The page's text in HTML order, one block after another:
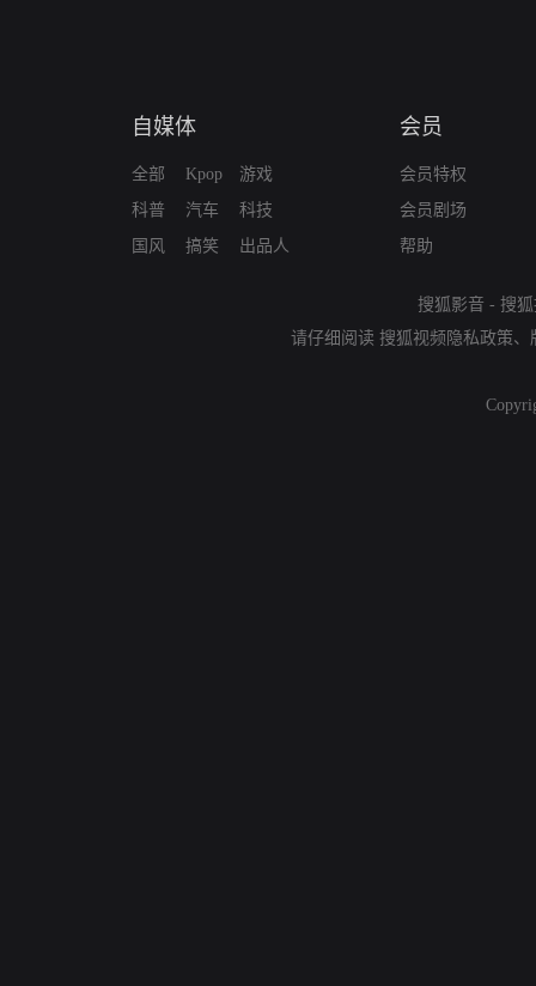
自媒体
全部
科普
国风
Kpop
汽车
搞笑
游戏
科技
出品人
会员
会员特权
会员剧场
帮助
搜狐影音 - 搜
请仔细阅读 搜狐视频隐私政策、